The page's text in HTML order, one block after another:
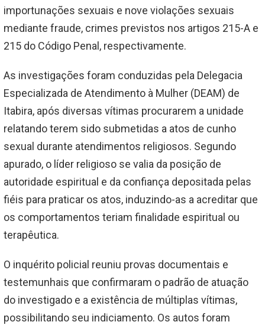
importunações sexuais e nove violações sexuais
mediante fraude, crimes previstos nos artigos 215-A e
215 do Código Penal, respectivamente.
As investigações foram conduzidas pela Delegacia
Especializada de Atendimento à Mulher (DEAM) de
Itabira, após diversas vítimas procurarem a unidade
relatando terem sido submetidas a atos de cunho
sexual durante atendimentos religiosos. Segundo
apurado, o líder religioso se valia da posição de
autoridade espiritual e da confiança depositada pelas
fiéis para praticar os atos, induzindo-as a acreditar que
os comportamentos teriam finalidade espiritual ou
terapêutica.
O inquérito policial reuniu provas documentais e
testemunhais que confirmaram o padrão de atuação
do investigado e a existência de múltiplas vítimas,
possibilitando seu indiciamento. Os autos foram